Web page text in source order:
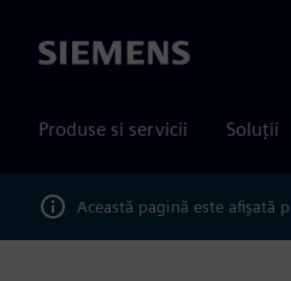
Siemens
Produse si servicii Soluții
Această pagină este afișată